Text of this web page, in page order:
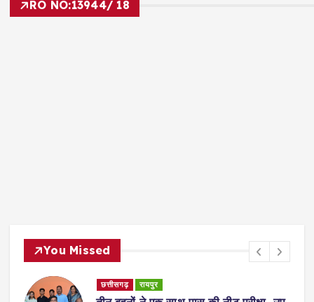
RO NO:13944/ 18
You Missed
छत्तीसगढ़ रायपुर